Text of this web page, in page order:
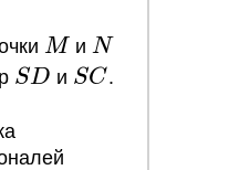
= 3
=
2 :
M
M иN
N
SD
SD и SC
SC.